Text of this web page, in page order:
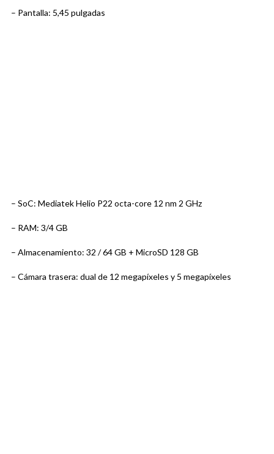
– Pantalla: 5,45 pulgadas
– SoC: Mediatek Helio P22 octa-core 12 nm 2 GHz
– RAM: 3/4 GB
– Almacenamiento: 32 / 64 GB + MicroSD 128 GB
– Cámara trasera: dual de 12 megapíxeles y 5 megapíxeles